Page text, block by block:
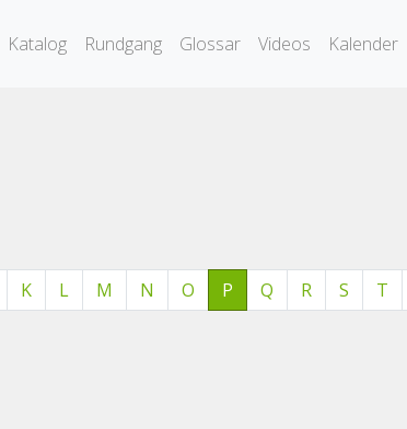
Katalog Rundgang Glossar Videos Kalender
K L M N O P Q R S T